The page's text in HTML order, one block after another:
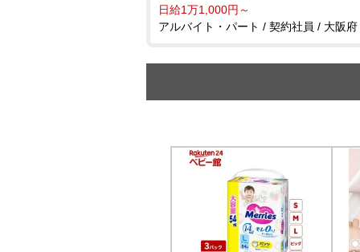
日給1万1,000円～
アルバイト・パート / 契約社員 / 大阪府